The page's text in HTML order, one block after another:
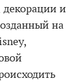
декорации и
на